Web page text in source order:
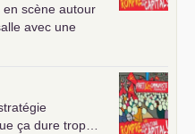
scène autour
avec une
ça dure trop…